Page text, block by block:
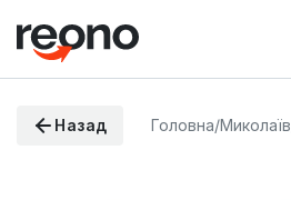
Назад Головна/Миколаїв